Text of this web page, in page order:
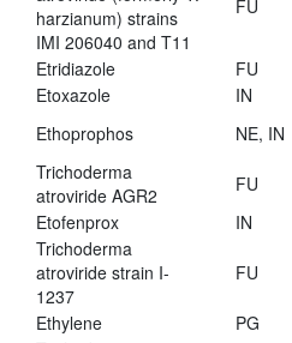
harzianum) strains
IMI 206040 and T11
FU
Etridiazole FU
Etoxazole
IN
Ethoprophos
NE, IN
Trichoderma
atroviride AGR2
FU
Etofenprox
IN
Trichoderma
atroviride strain I-
1237
FU
Ethylene PG